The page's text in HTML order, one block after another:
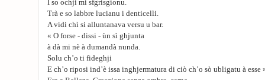
I so ochji mi sfgrisgionu.
Trà e so labbre lucianu i denticelli.
A vidi chì si alluntanava versu u bar.
« O forse - dissi - ùn sì ghjunta
à dà mi nè à dumandà nunda.
Solu ch’o ti fideghji
E ch’o riposi ind’è issa inghjermatura di ciò ch’o sò ubligatu à esse